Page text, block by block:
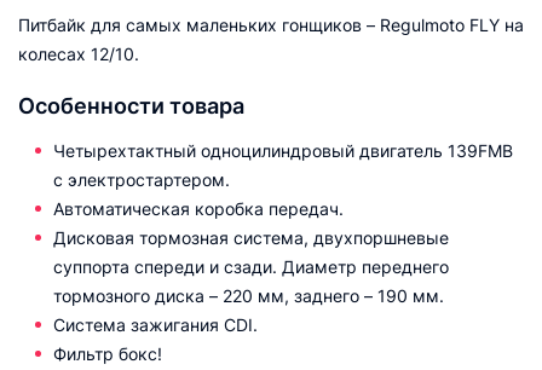
Питбайк для самых маленьких гонщиков – Regulmoto FLY на
колесах 12/10.
Особенности товара
Четырехтактный одноцилиндровый двигатель 139FMB
с электростартером.
Автоматическая коробка передач.
Дисковая тормозная система, двухпоршневые
суппорта спереди и сзади. Диаметр переднего
тормозного диска – 220 мм, заднего – 190 мм.
Система зажигания CDI.
Фильтр бокс!